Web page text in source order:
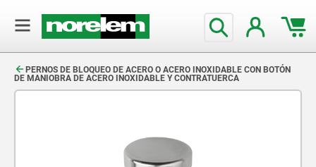
PERNOS DE BLOQUEO DE ACERO O ACERO INOXIDABLE CON BOTÓN
DE MANIOBRA DE ACERO INOXIDABLE Y CONTRATUERCA